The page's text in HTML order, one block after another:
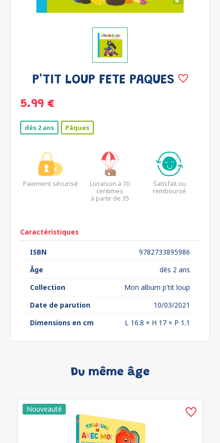
P'TIT LOUP FETE PAQUES
5.99 €
dès 2 ans Pâques
Paiement sécurisé
Livraison à 10
centimes
à partir de 35
Satisfait ou
remboursé
Caractéristiques
ISBN
9782733895986
Âge
dès 2 ans
Collection
Mon album p'tit loup
Date de parution
10/03/2021
Dimensions en cm
L 16.8 × H 17 × P 1.1
Du même âge